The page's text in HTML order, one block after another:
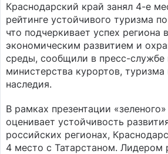
Краснодарский край занял 4-е
рейтинге устойчивого туризма
что подчеркивает успех региона
экономическим развитием и
среды, сообщили в пресс-службе
министерства курортов,
наследия.
В рамках презентации
оценивает устойчивость
российских регионах,
4 место с Татарстаном. Лидером